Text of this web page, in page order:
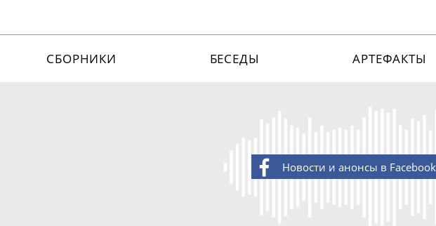
СБОРНИКИ БЕСЕДЫ АРТЕФАКТЫ
Новости и анонсы в Facebook